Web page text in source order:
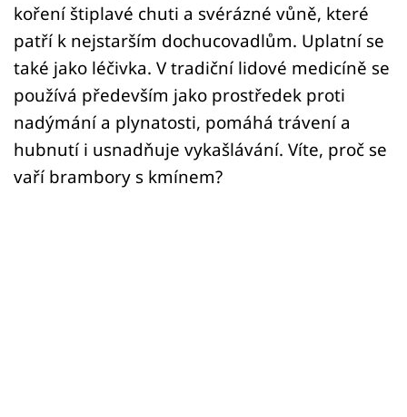
koření štiplavé chuti a svérázné vůně, které
patří k nejstarším dochucovadlům. Uplatní se
také jako léčivka. V tradiční lidové medicíně se
používá především jako prostředek proti
nadýmání a plynatosti, pomáhá trávení a
hubnutí i usnadňuje vykašlávání. Víte, proč se
vaří brambory s kmínem?